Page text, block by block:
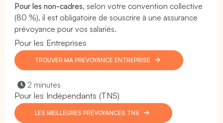
Pour les non-cadres, selon votre convention collective
(80 %), il est obligatoire de souscrire à une assurance
prévoyance pour vos salariés.
Pour les Entreprises
TROUVER MA PRÉVOYANCE ENTREPRISE
2 minutes
Pour les Indépendants (TNS)
LES MEILLEURES PRÉVOYANCES TNS